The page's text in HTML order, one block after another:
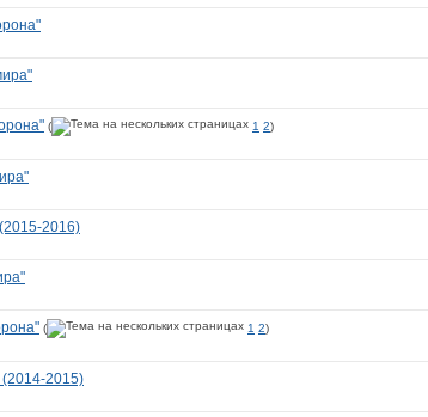
( 1 2)
2016)
( 1 2)
(2014-2015)